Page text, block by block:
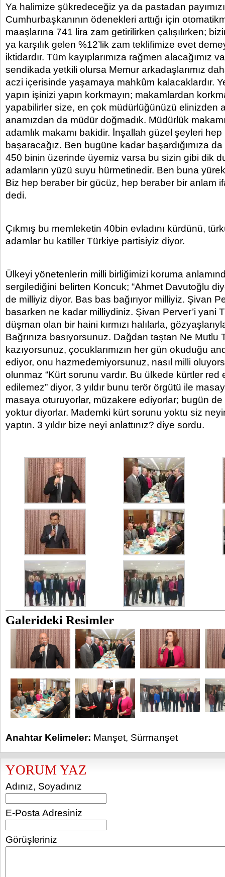
Ya halimize şükredeceğiz ya da pastadan
Cumhurbaşkanının ödenekleri arttığı için
maaşlarına 741 lira zam getirilirken çalışılırken;
ya karşılık gelen %12’lik zam teklifimize evet
iktidardır. Tüm kayıplarımıza rağmen alacağımız
sendikada yetkili olursa Memur arkadaşlarımız
aczi içerisinde yaşamaya mahkûm kalacaklardır.
yapın işinizi yapın korkmayın; makamlardan
yapabilirler size, en çok müdürlüğünüzü elinizden
anamızdan da müdür doğmadık. Müdürlük
adamlık makamı bakidir. İnşallah güzel şeyleri hep
başaracağız. Ben bugüne kadar başardığımıza
450 binin üzerinde üyemiz varsa bu sizin gibi dik
adamların yüzü suyu hürmetinedir. Ben buna
Biz hep beraber bir gücüz, hep beraber bir anlam
dedi.
Çıkmış bu memleketin 40bin evladını kürdünü,
adamlar bu katiller Türkiye partisiyiz diyor.
Ülkeyi yönetenlerin milli birliğimizi koruma
sergilediğini belirten Koncuk; “Ahmet Davutoğlu
de milliyiz diyor. Bas bas bağırıyor milliyiz. Şivan
basarken ne kadar milliydiniz. Şivan Perver’i yani
düşman olan bir haini kırmızı halılarla,
Bağrınıza basıyorsunuz. Dağdan taştan Ne Mutlu
kazıyorsunuz, çocuklarımızın her gün okuduğu
ediyor, onu hazmedemiyorsunuz, nasıl milli
olunmaz “Kürt sorunu vardır. Bu ülkede kürtler red
edilemez” diyor, 3 yıldır bunu terör örgütü ile
masaya oturuyorlar, müzakere ediyorlar; bugün de
yoktur diyorlar. Mademki kürt sorunu yoktu siz
yaptın. 3 yıldır bize neyi anlattınız? diye sordu.
Galerideki Resimler
Anahtar Kelimeler: Manşet, Sürmanşet
YORUM YAZ
Adınız, Soyadınız
E-Posta Adresiniz
Görüşleriniz